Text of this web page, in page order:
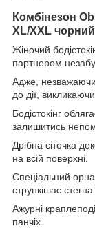
Комбінезон
XL/XXL чорний
Жіночий
партнером
Адже, незважаючи
до дії,
Бодістокінг
залишитись
Дрібна сіточка
на всій поверхні.
Спеціальний
стрункішає стегна
Ажурні
панчіх.